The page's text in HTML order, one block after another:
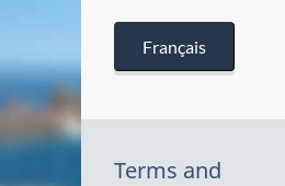
Français
Terms and